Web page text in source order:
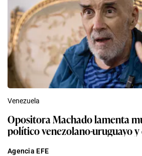
Venezuela
Opositora Machado lamenta
político venezolano-uruguayo
Agencia EFE